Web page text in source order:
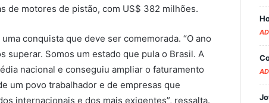
de motores de pistão, com US$ 382 milhões.
conquista que deve ser comemorada. “O ano
Somos um estado que pula o Brasil. A
nacional e conseguiu ampliar o faturamento
um povo trabalhador e de empresas que
internacionais e dos mais exigentes”, ressalta.